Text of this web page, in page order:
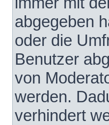
abgegeben
oder die
Benutzer
von
werden.
verhindert